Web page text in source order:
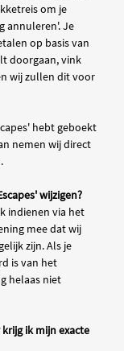
om je
annuleren'. Je
op basis van
doorgaan, vink
wij zullen dit voor
hebt geboekt
nemen wij direct
wijzigen?
indienen via het
mee dat wij
zijn. Als je
is van het
helaas niet
ik mijn exacte